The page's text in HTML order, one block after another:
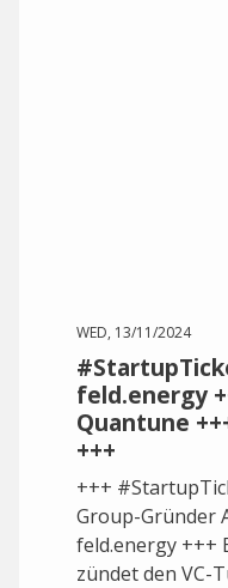
WED, 13/11/2024
feld.energy
Quantune
+++
+++
Group-Gründer
feld.energy +++
zündet den VC-